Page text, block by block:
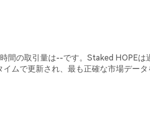
間の取引量は--です。Staked HOPEは
ムで更新され、最も正確な市場データ